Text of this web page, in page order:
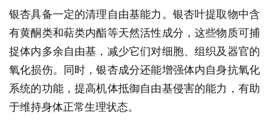
银杏具备一定的清理自由基能力。银杏叶提取物中含
有黄酮类和萜类内酯等天然活性成分，这些物质可捕
捉体内多余自由基，减少它们对细胞、组织及器官的
氧化损伤。同时，银杏成分还能增强体内自身抗氧化
系统的功能，提高机体抵御自由基侵害的能力，有助
于维持身体正常生理状态。